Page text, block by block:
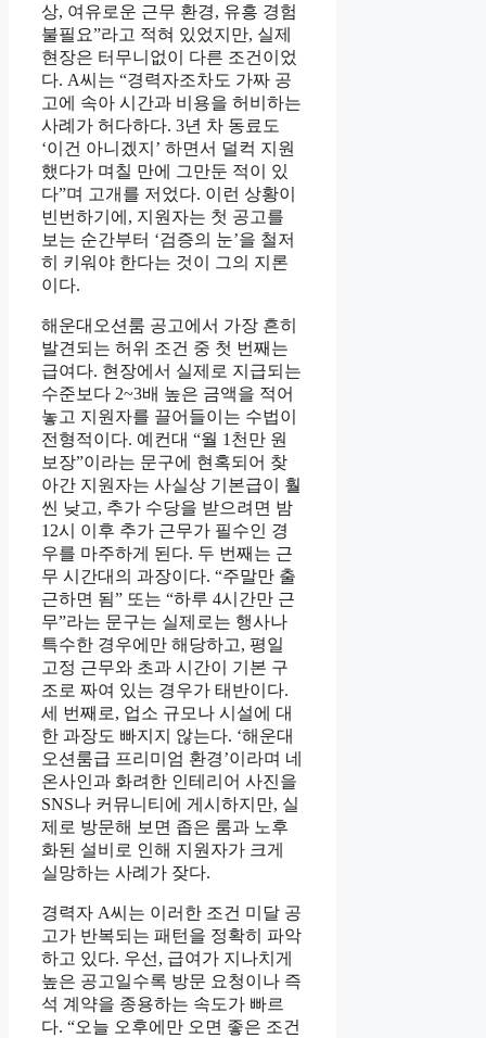
상, 여유로운 근무 환경, 유흥 경험
불필요”라고 적혀 있었지만, 실제
현장은 터무니없이 다른 조건이었
다. A씨는 “경력자조차도 가짜 공
고에 속아 시간과 비용을 허비하는
사례가 허다하다. 3년 차 동료도
‘이건 아니겠지’ 하면서 덜컥 지원
했다가 며칠 만에 그만둔 적이 있
다”며 고개를 저었다. 이런 상황이
빈번하기에, 지원자는 첫 공고를
보는 순간부터 ‘검증의 눈’을 철저
히 키워야 한다는 것이 그의 지론
이다.
해운대오션룸 공고에서 가장 흔히
발견되는 허위 조건 중 첫 번째는
급여다. 현장에서 실제로 지급되는
수준보다 2~3배 높은 금액을 적어
놓고 지원자를 끌어들이는 수법이
전형적이다. 예컨대 “월 1천만 원
보장”이라는 문구에 현혹되어 찾
아간 지원자는 사실상 기본급이 훨
씬 낮고, 추가 수당을 받으려면 밤
12시 이후 추가 근무가 필수인 경
우를 마주하게 된다. 두 번째는 근
무 시간대의 과장이다. “주말만 출
근하면 됨” 또는 “하루 4시간만 근
무”라는 문구는 실제로는 행사나
특수한 경우에만 해당하고, 평일
고정 근무와 초과 시간이 기본 구
조로 짜여 있는 경우가 태반이다.
세 번째로, 업소 규모나 시설에 대
한 과장도 빠지지 않는다. ‘해운대
오션룸급 프리미엄 환경’이라며 네
온사인과 화려한 인테리어 사진을
SNS나 커뮤니티에 게시하지만, 실
제로 방문해 보면 좁은 룸과 노후
화된 설비로 인해 지원자가 크게
실망하는 사례가 잦다.
경력자 A씨는 이러한 조건 미달 공
고가 반복되는 패턴을 정확히 파악
하고 있다. 우선, 급여가 지나치게
높은 공고일수록 방문 요청이나 즉
석 계약을 종용하는 속도가 빠르
다. “오늘 오후에만 오면 좋은 조건